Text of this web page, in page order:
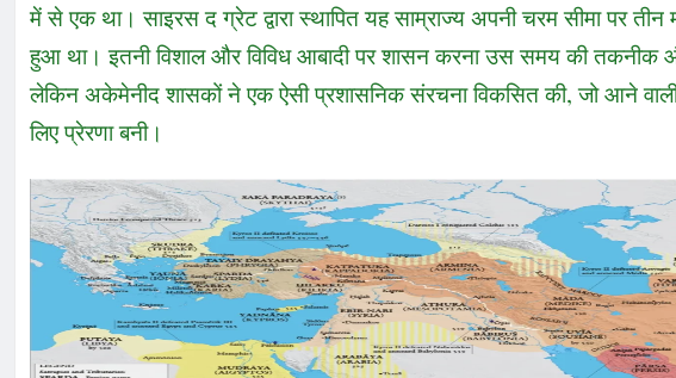
में से एक था। साइरस द ग्रेट द्वारा स्थापित यह साम्राज्य अपनी चरम सीमा पर तीन
हुआ था। इतनी विशाल और विविध आबादी पर शासन करना उस समय की तकनीक
लेकिन अकेमेनीद शासकों ने एक ऐसी प्रशासनिक संरचना विकसित की, जो आने
लिए प्रेरणा बनी।